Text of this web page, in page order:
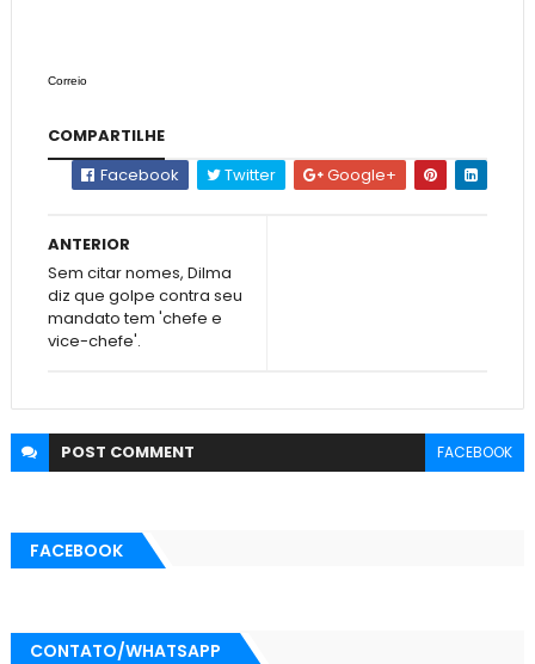
Correio
COMPARTILHE
Facebook
Twitter Google+
ANTERIOR
Sem citar nomes, Dilma
diz que golpe contra seu
mandato tem 'chefe e
vice-chefe'.
POST COMMENT FACEBOOK
FACEBOOK
CONTATO/WHATSAPP